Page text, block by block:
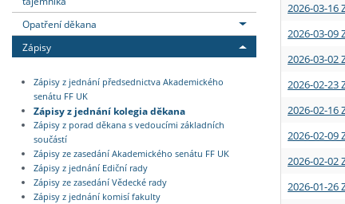
Opatření děkana
Zápisy
Zápisy z jednání předsednictva Akademického
senátu FF UK
Zápisy z jednání kolegia děkana
Zápisy z porad děkana s vedoucími základních
součástí
Zápisy ze zasedání Akademického senátu FF UK
Zápisy z jednání Ediční rady
Zápisy ze zasedání Vědecké rady
Zápisy z jednání komisí fakulty
2026-03-16
2026-03-09
2026-03-02
2026-02-23
2026-02-16
2026-02-09
2026-02-02
2026-01-26